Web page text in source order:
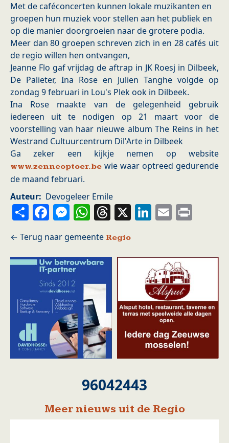
Met de caféconcerten kunnen lokale muzikanten en
groepen hun muziek voor stellen aan het publiek en
op die manier doorgroeien naar de grotere podia.
Meer dan 80 groepen schreven zich in en 28 cafés uit
de regio willen hen ontvangen,
Jeanne Flo gaf vrijdag de aftrap in JK Roesj in Dilbeek,
De Palieter, Ina Rose en Julien Tanghe volgde op
zondag 9 februari in Lou's Plek ook in Dilbeek.
Ina Rose maakte van de gelegenheid gebruik
iedereen uit te nodigen op 21 maart voor de
voorstelling van haar nieuwe album The Reins in het
Westrand Cultuurcentrum Dil'Arte in Dilbeek
Ga zeker een kijkje nemen op website
www.zenneoptoer.be wie waar optreed gedurende
de maand februari.
Auteur
Devogeleer Emile
ShareFacebook
Messenger
WhatsApp
Threads
X LinkedIn
Email
Regio
96042443
Meer nieuws uit de Regio